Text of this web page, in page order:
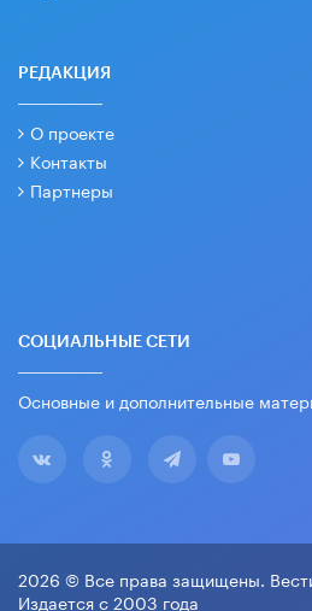
РЕДАКЦИЯ
О проекте
Контакты
Партнеры
СОЦИАЛЬНЫЕ СЕТИ
Основные и дополнительные
2026 © Все права защищены.
Издается с 2003 года